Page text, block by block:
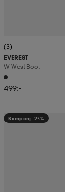
(3)
EVEREST
W West Boot
499:-
Kampanj -25%